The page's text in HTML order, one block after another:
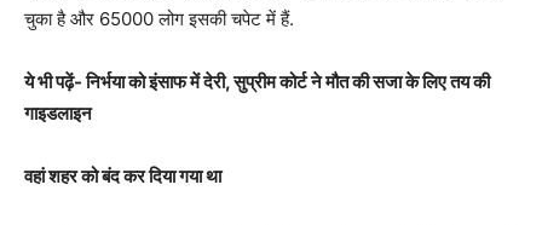
चुका है और 65000 लोग इसकी चपेट में हैं.
ये भी पढ़ें- निर्भया को इंसाफ में देरी, सुप्रीम कोर्ट ने मौत की सजा के लिए तय की
गाइडलाइन
वहां शहर को बंद कर दिया गया था